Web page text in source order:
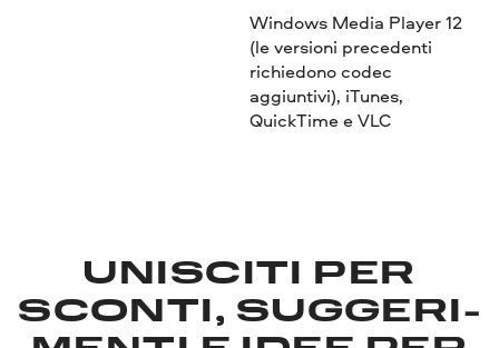
Windows Media Player 12
(le versioni precedenti
richiedono codec
aggiuntivi), iTunes,
QuickTime e VLC
UNISCITI PER
SCONTI, SUGGERI­